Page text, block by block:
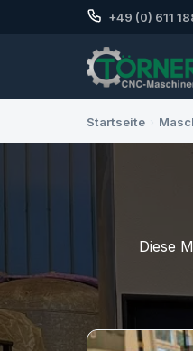
+49 (0) 611
Startseite
Diese